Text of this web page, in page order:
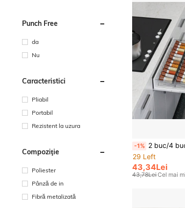
Punch Free
da
Nu
Caracteristici
Pliabil
Portabil
Rezistent la uzura
Compoziţie
Poliester
Pânză de in
Fibră metalizată
-1% 2 buc/4 buc/8 buc cutii de depozitare acrilice transparente pentru sertare cu condimente, 4 straturi - Set de 4
29 Left
43,34Lei
43,78LeiCel mai